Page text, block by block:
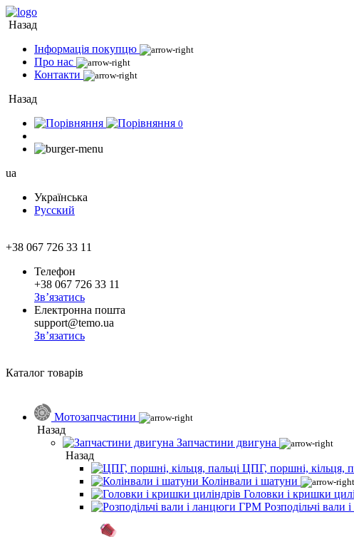
Назад
Інформація покупцю
Про нас
Контакти
Назад
0
ua
Українська
Русский
+38 067 726 33 11
Телефон
+38 067 726 33 11
Зв’язатись
Електронна пошта
support@temo.ua
Зв’язатись
Каталог товарів
Мотозапчастини
Назад
Запчастини двигуна
Назад
ЦПГ, поршні, кільця,
Колінвали і шатуни
Головки і кришки
Розподільчі